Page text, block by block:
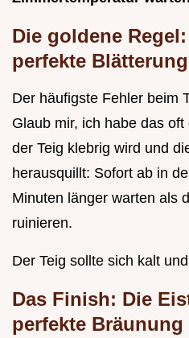
Die goldene
perfekte Blätterung
Der häufigste Fehler beim
Glaub mir, ich habe das
der Teig klebrig wird und
herausquillt: Sofort ab in
Minuten länger warten als
ruinieren.
Der Teig sollte sich kalt
Das Finish: Die
perfekte Bräunung